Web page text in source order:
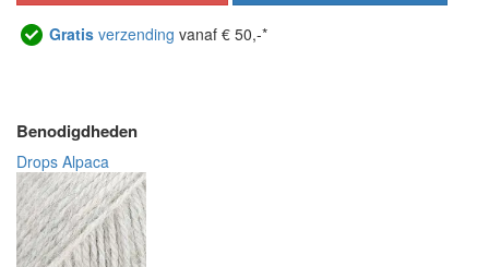
Gratis verzending vanaf € 50,-*
Benodigdheden
Drops Alpaca